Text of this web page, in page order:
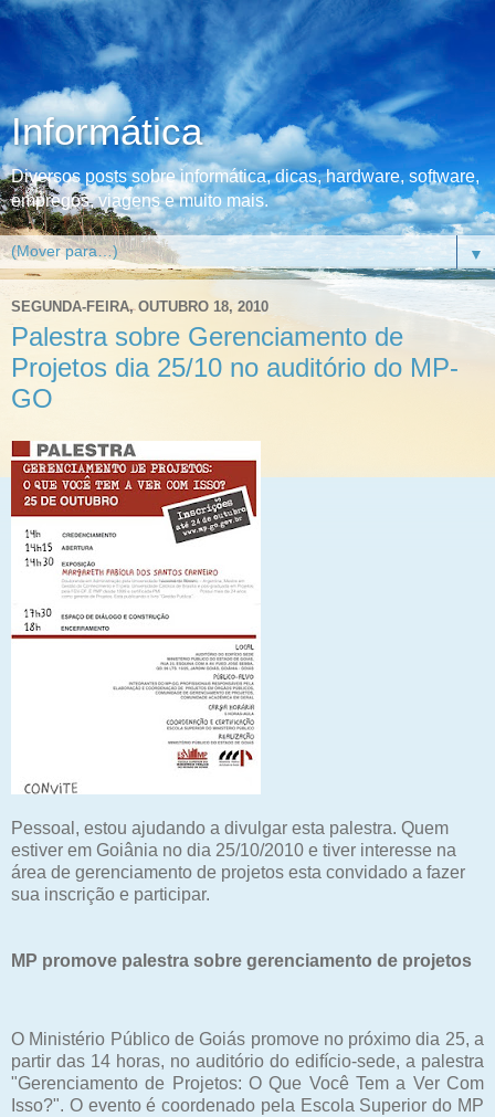
Informática
Diversos posts sobre informática, dicas, hardware, software,
empregos, viagens e muito mais.
▼
SEGUNDA-FEIRA, OUTUBRO 18, 2010
Palestra sobre Gerenciamento de
Projetos dia 25/10 no auditório do MP-
GO
Pessoal, estou ajudando a divulgar esta palestra. Quem
estiver em Goiânia no dia 25/10/2010 e tiver interesse na
área de gerenciamento de projetos esta convidado a fazer
sua inscrição e participar.
MP promove palestra sobre gerenciamento de projetos
O Ministério Público de Goiás promove no próximo dia 25, a
partir das 14 horas, no auditório do edifício-sede, a palestra
"Gerenciamento de Projetos: O Que Você Tem a Ver Com
Isso?". O evento é coordenado pela Escola Superior do MP